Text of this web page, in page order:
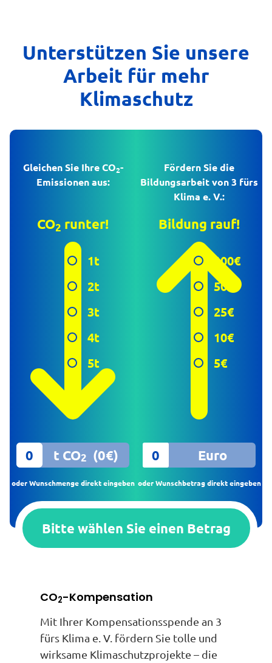
Unterstützen Sie unsere
Arbeit für mehr
Klimaschutz
Gleichen Sie Ihre CO2-
Emissionen aus:
CO2 runter!
1t
2t
3t
4t
5t
t CO2 (0€)
oder Wunschmenge direkt eingeben
Fördern Sie die
Bildungsarbeit von 3 fürs
Klima e. V.:
Bildung rauf!
100€
50€
25€
10€
5€
Euro
oder Wunschbetrag direkt eingeben
Bitte wählen Sie einen Betrag
CO2-Kompensation
Mit Ihrer Kompensationsspende an 3
fürs Klima e. V. fördern Sie tolle und
wirksame Klimaschutzprojekte – die